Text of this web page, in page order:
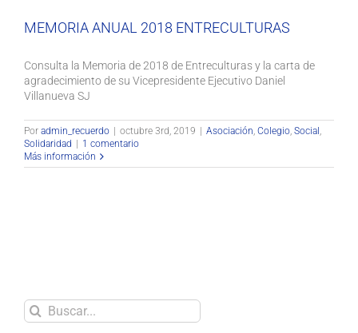
MEMORIA ANUAL 2018 ENTRECULTURAS
Consulta la Memoria de 2018 de Entreculturas y la carta de
agradecimiento de su Vicepresidente Ejecutivo Daniel
Villanueva SJ
Por admin_recuerdo octubre 3rd, 2019 Asociación, Colegio, Social ,
Solidaridad
1 comentario
Más información
Buscar